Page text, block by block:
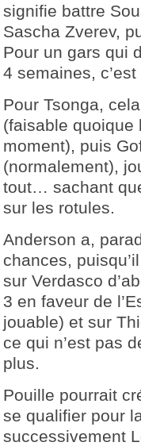
signifie battre
Sascha Zverev,
Pour un gars qui
4 semaines,
Pour Tsonga,
(faisable quoique
moment), puis
(normalement),
tout… sachant
sur les rotules.
Anderson a,
chances,
sur Verdasco
3 en faveur de
jouable) et sur
ce qui n’est pas
plus.
Pouille pourrait
se qualifier pour
successivement